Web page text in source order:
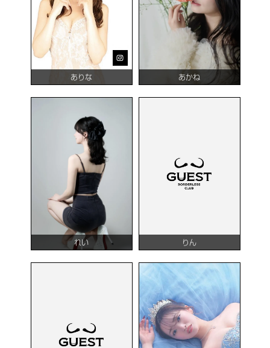
ありな あかね
れい りん